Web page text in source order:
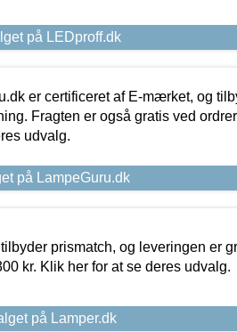
på LEDproff.dk
er certificeret af E-mærket, og
Fragten er også gratis ved
udvalg.
på LampeGuru.dk
tilbyder prismatch, og leveringen er
kr. Klik her for at se deres udvalg.
på Lamper.dk